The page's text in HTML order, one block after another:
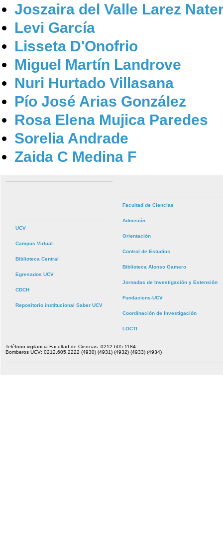
Joszaira del Valle Larez
Levi García
Lisseta D'Onofrio
Miguel Martín Landrove
Nuri Hurtado Villasana
Pío José Arias González
Rosa Elena Mujica Paredes
Sorelia Andrade
Zaida C Medina F
UCV
Campus Virtual
Biblioteca Central
Egresados UCV
CDCH
Repositorio institucional Saber UCV
Facultad de Ciencias
Admisión
Orientación
Control de Estudios
Biblioteca Alonso Gamero
Jornadas de Investigación y Extensión
Fundaciens-UCV
Coordinación de Investigación
LOCTI
Teléfono vigilancia Facultad de Ciencias: 0212.605.1184
Bomberos UCV: 0212.605.2222 (4930) (4931) (4932) (4933) (4934)